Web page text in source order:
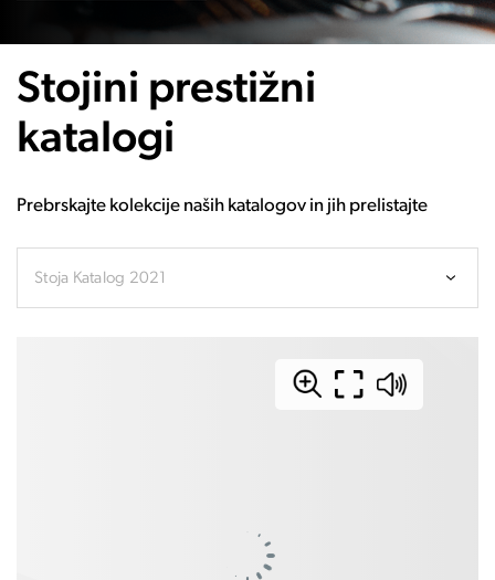
Stojini prestižni
katalogi
Prebrskajte kolekcije naših katalogov in jih prelistajte
Stoja Katalog 2021